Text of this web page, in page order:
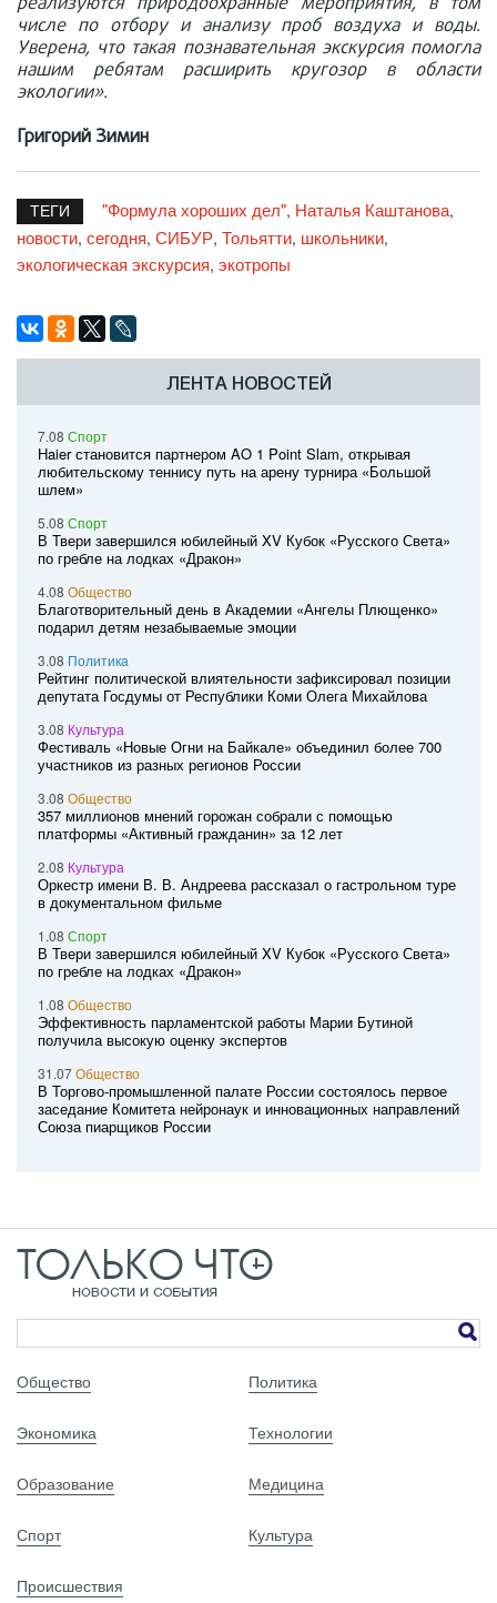
числе по отбору и анализу проб воздуха и воды.
Уверена, что такая познавательная экскурсия помогла
нашим ребятам расширить кругозор в области
экологии».
Григорий Зимин
ТЕГИ "Формула хороших дел", Наталья Каштанова,
новости, сегодня, СИБУР, Тольятти, школьники,
экологическая экскурсия, экотропы
ЛЕНТА НОВОСТЕЙ
7.08 Спорт
Haier становится партнером AO 1 Point Slam, открывая
любительскому теннису путь на арену турнира «Большой
шлем»
5.08 Спорт
В Твери завершился юбилейный XV Кубок «Русского Света»
по гребле на лодках «Дракон»
4.08 Общество
Благотворительный день в Академии «Ангелы Плющенко»
подарил детям незабываемые эмоции
3.08 Политика
Рейтинг политической влиятельности зафиксировал позиции
депутата Госдумы от Республики Коми Олега Михайлова
3.08 Культура
Фестиваль «Новые Огни на Байкале» объединил более 700
участников из разных регионов России
3.08 Общество
357 миллионов мнений горожан собрали с помощью
платформы «Активный гражданин» за 12 лет
2.08 Культура
Оркестр имени В. В. Андреева рассказал о гастрольном туре
в документальном фильме
1.08 Спорт
В Твери завершился юбилейный XV Кубок «Русского Света»
по гребле на лодках «Дракон»
1.08 Общество
Эффективность парламентской работы Марии Бутиной
получила высокую оценку экспертов
31.07Общество
В Торгово-промышленной палате России состоялось первое
заседание Комитета нейронаук и инновационных направлений
Союза пиарщиков России
Общество Политика
Экономика Технологии
Образование Медицина
Спорт Культура
Происшествия